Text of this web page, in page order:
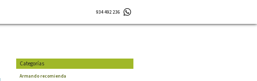
934 492 236
Categorías
Armando recomienda